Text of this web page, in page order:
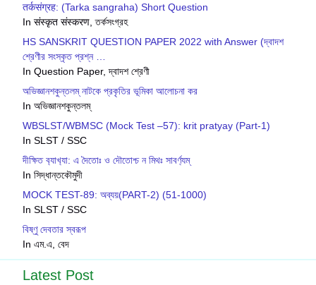
तर्कसंग्रह: (Tarka sangraha) Short Question
In संस्कृत संस्करण, তর্কসংগ্রহ
HS SANSKRIT QUESTION PAPER 2022 with Answer (দ্বাদশ
শ্রেণীর সংস্কৃত প্রশ্ন …
In Question Paper, দ্বাদশ শ্রেণী
অভিজ্ঞানশকুন্তলম্ নাটকে প্রকৃতির ভূমিকা আলোচনা কর
In অভিজ্ঞানশকুন্তলম্
WBSLST/WBMSC (Mock Test –57): krit pratyay (Part-1)
In SLST / SSC
দীক্ষিত ব‍্যাখ‍্যা: এ দৈতোঃ ও দৌতোশ্চ ন মিথঃ সাবর্ণ‍্যম্
In সিদ্ধান্তকৌমুদী
MOCK TEST-89: অব্যয়(PART-2) (51-1000)
In SLST / SSC
বিষ্ণু দেবতার স্বরূপ
In এম.এ, বেদ
Latest Post